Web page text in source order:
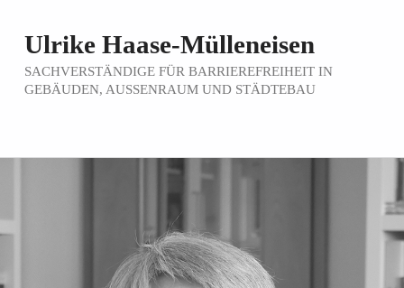
Ulrike Haase-Mülleneisen
SACHVERSTÄNDIGE FÜR BARRIEREFREIHEIT IN
GEBÄUDEN, AUSSENRAUM UND STÄDTEBAU